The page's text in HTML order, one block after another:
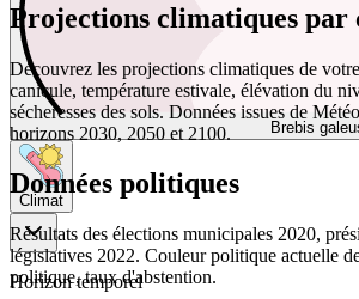
Brebis
Climat
Horizon temporel
Projections climatiques par
Découvrez les projections climatiques de
canicule, température estivale, élévation du
sécheresses des sols. Données issues de
horizons 2030, 2050 et 2100.
Données politiques
Résultats des élections municipales 2020,
législatives 2022. Couleur politique actuelle
politique, taux d'abstention.